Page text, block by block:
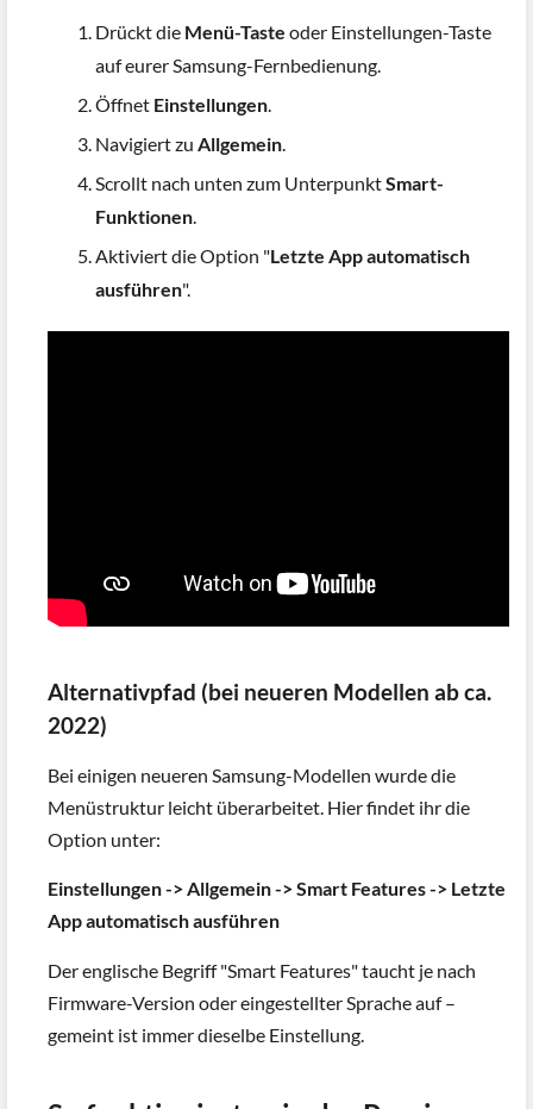
Drückt die Menü-Taste oder Einstellungen-Taste
auf eurer Samsung-Fernbedienung.
Öffnet Einstellungen.
Navigiert zu Allgemein.
Scrollt nach unten zum UnterpunktSmart-
Funktionen.
Aktiviert die Option "Letzte App automatisch
ausführen".
Alternativpfad (bei neueren Modellen ab ca.
2022)
Bei einigen neueren Samsung-Modellen wurde die
Menüstruktur leicht überarbeitet. Hier findet ihr die
Option unter:
Einstellungen -> Allgemein -> Smart Features -> Letzte
App automatisch ausführen
Der englische Begriff "Smart Features" taucht je nach
Firmware-Version oder eingestellter Sprache auf –
gemeint ist immer dieselbe Einstellung.